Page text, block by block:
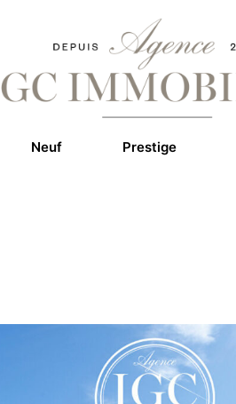
Neuf Prestige